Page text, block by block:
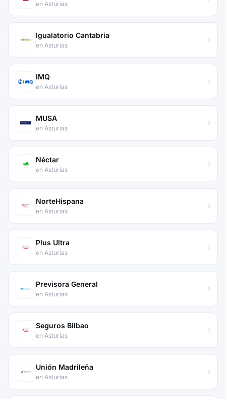
en Asturias
Igualatorio Cantabria
en Asturias
IMQ
en Asturias
MUSA
en Asturias
Néctar
en Asturias
NorteHispana
en Asturias
Plus Ultra
en Asturias
Previsora General
en Asturias
Seguros Bilbao
en Asturias
Unión Madrileña
en Asturias